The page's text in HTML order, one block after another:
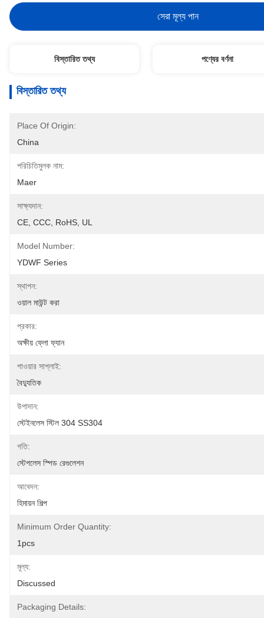
সেরা মূল্য পান
বিস্তারিত তথ্য পণ্যের বর্ণনা
বিস্তারিত তথ্য
Place Of Origin:
China
পরিচিতিমুলক নাম:
Maer
সাক্ষ্যদান:
CE, CCC, RoHS, UL
Model Number:
YDWF Series
স্থাপন:
ওয়াল মাউন্ট করা
প্রকার:
অক্ষীয় ফ্লো ফ্যান
পাওয়ার সাপ্লাই:
বৈদ্যুতিক
উপাদান:
স্টেইনলেস স্টিল 304 SS304
গতি:
স্টেপলেস স্পিড রেগুলেশন
আবেদন:
হিমায়ন শিল্প
Minimum Order Quantity:
1pcs
মূল্য:
Discussed
Packaging Details: